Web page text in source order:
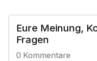
Eure Meinung,
Fragen
0 Kommentare